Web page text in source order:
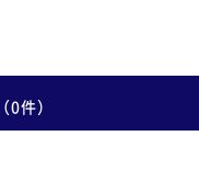
（0件）